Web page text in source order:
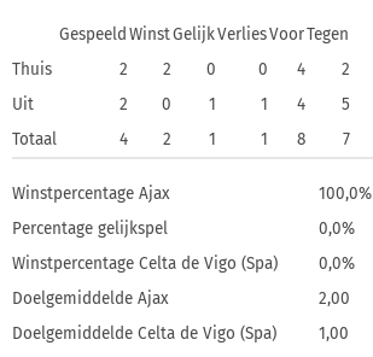
Gespeeld WinstGelijkVerliesVoorTegen
Thuis
2 2 0 0 4
2
Uit
2 0 1 1 4
5
Totaal
4 2 1 1 8 7
Winstpercentage Ajax
100,0%
Percentage gelijkspel
0,0%
Winstpercentage Celta de Vigo (Spa)
0,0%
Doelgemiddelde Ajax
2,00
Doelgemiddelde Celta de Vigo (Spa)
1,00